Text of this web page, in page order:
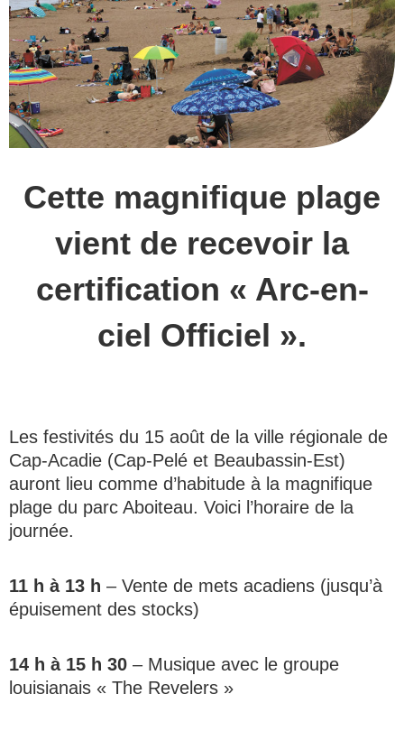
Cette magnifique plage
vient de recevoir la
certification « Arc-en-
ciel Officiel ».
Les festivités du 15 août de la ville régionale de
Cap-Acadie (Cap-Pelé et Beaubassin-Est)
auront lieu comme d’habitude à la magnifique
plage du parc Aboiteau. Voici l’horaire de la
journée.
11 h à 13 h – Vente de mets acadiens (jusqu’à
épuisement des stocks)
14 h à 15 h 30 – Musique avec le groupe
louisianais « The Revelers »